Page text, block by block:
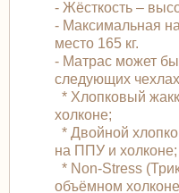
- Жёсткость –
- Максимальная
место 165 кг.
- Матрас может
следующих
* Хлопковый
холконе;
* Двойной
на ППУ и
* Non-Stress
объёмном